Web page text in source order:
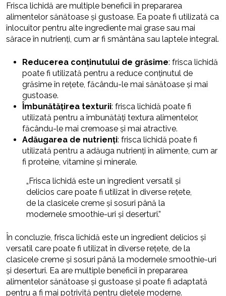
Frisca lichidă are multiple beneficii în prepararea
alimentelor sănătoase și gustoase. Ea poate fi utilizată ca
înlocuitor pentru alte ingrediente mai grase sau mai
sărace în nutrienți, cum ar fi smântâna sau laptele integral.
Reducerea conținutului de grăsime: frisca lichidă
poate fi utilizată pentru a reduce conținutul de
grăsime în rețete, făcându-le mai sănătoase și mai
gustoase.
Îmbunătățirea texturii: frisca lichidă poate fi
utilizată pentru a îmbunătăți textura alimentelor,
făcându-le mai cremoase și mai atractive.
Adăugarea de nutrienți: frisca lichidă poate fi
utilizată pentru a adăuga nutrienți în alimente, cum ar
fi proteine, vitamine și minerale.
„Frisca lichidă este un ingredient versatil și
delicios care poate fi utilizat în diverse rețete,
de la clasicele creme și sosuri până la
modernele smoothie-uri și deserturi.”
În concluzie, frisca lichidă este un ingredient delicios și
versatil care poate fi utilizat în diverse rețete, de la
clasicele creme și sosuri până la modernele smoothie-uri
și deserturi. Ea are multiple beneficii în prepararea
alimentelor sănătoase și gustoase și poate fi adaptată
pentru a fi mai potrivită pentru dietele moderne.